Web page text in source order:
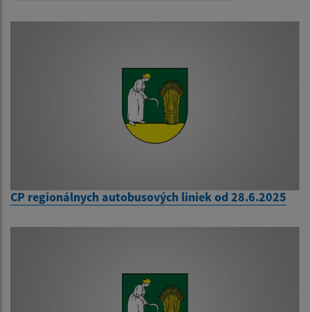
CP regionálnych autobusových liniek od 28.6.2025